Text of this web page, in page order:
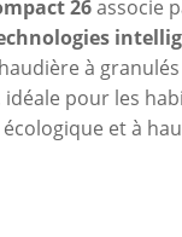
26associe
à
pour les
et à